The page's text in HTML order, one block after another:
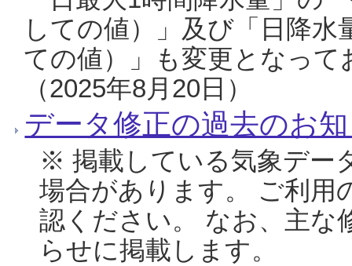
しての値）」及び「日降
ての値）」も変更となっ
（2025年8月20日）
データ修正の過去のお
※ 掲載している気象デー
場合があります。 ご利用
認ください。 なお、主な
らせに掲載します。